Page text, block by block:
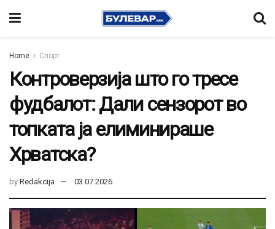
Home Спорт
Контроверзија што го тресе
фудбалот: Дали сензорот во
топката ја елиминираше
Хрватска?
by Redakcija 03.07.2026